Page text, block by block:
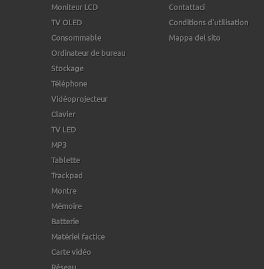
Moniteur LCD
TV OLED
Consommable
Ordinateur de bureau
Stockage
Téléphone
Vidéoprojecteur
Clavier
TV LED
MP3
Tablette
Trackpad
Montre
Mémoire
Batterie
Matériel factice
Carte vidéo
Réseau
Contattaci
Conditions d'utilisation
Mappa del sito